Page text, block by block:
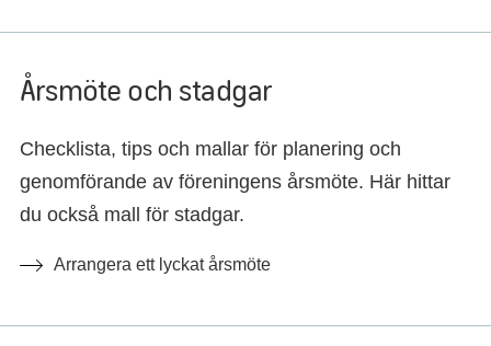
Årsmöte och stadgar
Checklista, tips och mallar för planering och
genomförande av föreningens årsmöte. Här hittar
du också mall för stadgar.
Arrangera ett lyckat årsmöte